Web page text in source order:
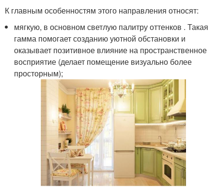
К главным особенностям этого направления относят:
мягкую, в основном светлую палитру оттенков . Такая
гамма помогает созданию уютной обстановки и
оказывает позитивное влияние на пространственное
восприятие (делает помещение визуально более
просторным);